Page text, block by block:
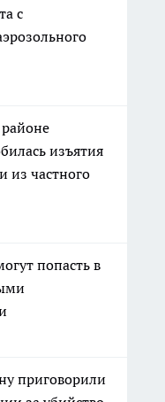
с
изъятия
из частного
попасть в
приговорили